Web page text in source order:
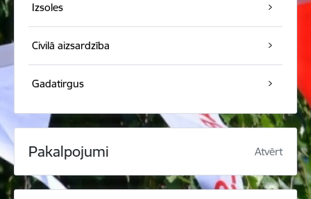
Izsoles
Civilā aizsardzība
Gadatirgus
Pakalpojumi Atvērt